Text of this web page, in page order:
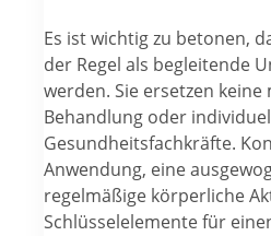
Es ist wichtig zu betonen,
der Regel als begleitende
werden. Sie ersetzen keine
Behandlung oder
Gesundheitsfachkräfte.
Anwendung, eine
regelmäßige körperliche
Schlüsselelemente für